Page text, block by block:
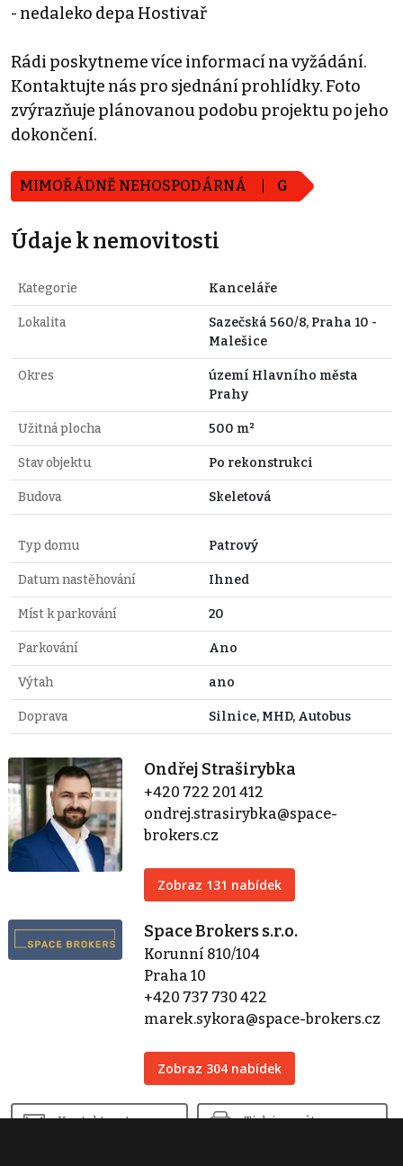
- nedaleko depa Hostivař
Rádi poskytneme více informací na vyžádání.
Kontaktujte nás pro sjednání prohlídky. Foto
zvýrazňuje plánovanou podobu projektu po jeho
dokončení.
MIMOŘÁDNĚ NEHOSPODÁRNÁ G
Údaje k nemovitosti
Kategorie Kanceláře
Lokalita
Sazečská 560/8, Praha 10 -
Malešice
Okres
území Hlavního města
Prahy
Užitná plocha 500 m²
Stav objektu Po rekonstrukci
Budova Skeletová
Typ domu Patrový
Datum nastěhování Ihned
Míst k parkování 20
Parkování Ano
Výtah ano
Doprava Silnice, MHD, Autobus
Ondřej Straširybka
+420 722 201 412
ondrej.strasirybka@space-
brokers.cz
Zobraz 131 nabídek
Space Brokers s.r.o.
Korunní 810/104
Praha 10
+420 737 730 422
marek.sykora@space-brokers.cz
Zobraz 304 nabídek
Kontaktovat Tisk inzerátu